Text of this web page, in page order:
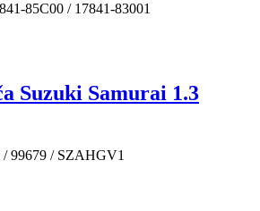
85C00 / 17841-83001
Suzuki Samurai 1.3
99679 / SZAHGV1